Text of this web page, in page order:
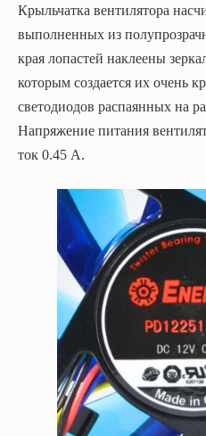
Крыльчатка вентилятора
выполненных из
края лопастей наклеены
которым создается их очень
светодиодов распаянных на
Напряжение питания
ток 0.45 А.